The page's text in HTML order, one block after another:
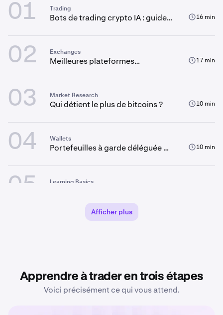
01 Trading
Bots de trading crypto IA : guide
16 min
02 Exchanges
Meilleures plateformes
17 min
03 Market Research
Qui détient le plus de bitcoins ? 10 min
04 Wallets
Portefeuilles à garde déléguée ou
10 min
05 Learning Basics
guide complet
07
Les meilleures plateformes de
trading de contrats à terme sur
19 min
Afficher plus
Apprendre à trader en trois étapes
Voici précisément ce qui vous attend.